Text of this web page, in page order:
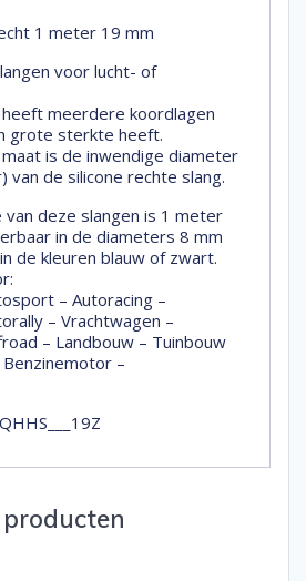
1 meter 19 mm
voor lucht- of
meerdere koordlagen
grote sterkte heeft.
is de inwendige diameter
van de silicone rechte slang.
deze slangen is 1 meter
in de diameters 8 mm
de kleuren blauw of zwart.
– Autoracing –
– Vrachtwagen –
– Landbouw – Tuinbouw
–